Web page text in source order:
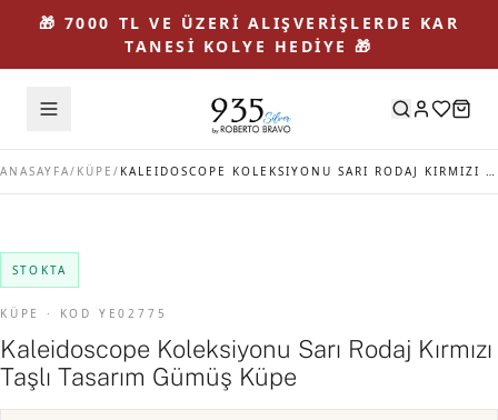
🎁 7000 TL VE ÜZERİ ALIŞVERİŞLERDE KAR
TANESİ KOLYE HEDİYE 🎁
ANASAYFA/ KÜPE / KALEIDOSCOPE KOLEKSIYONU SARI RODAJ KIRMIZI TAŞLI TASARIM GÜMÜŞ KÜPE
STOKTA
KÜPE · KOD YE02775
Kaleidoscope Koleksiyonu Sarı Rodaj Kırmızı
Taşlı Tasarım Gümüş Küpe